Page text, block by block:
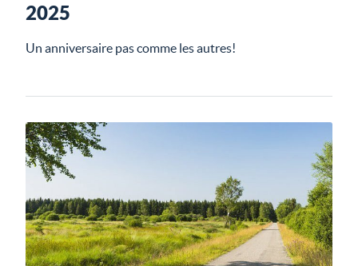
2025
Un anniversaire pas comme les autres!